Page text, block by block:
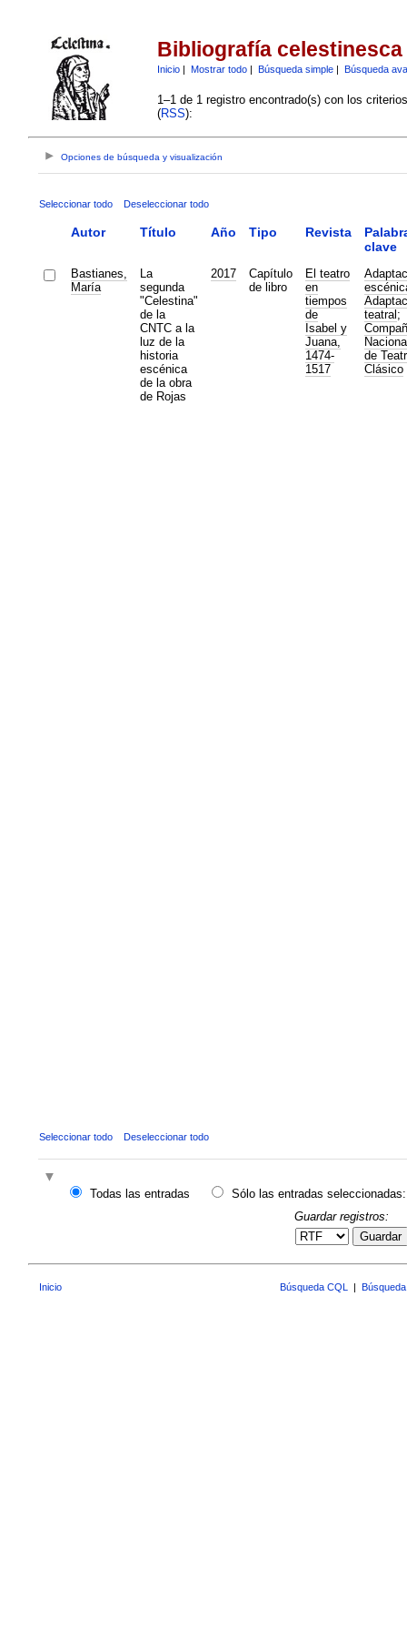
Bibliografía celestinesca
Inicio| Mostrar todo| Búsqueda simple| Búsqueda
1–1 de 1 registro encontrado(s) con los
(RSS):
Opciones de búsqueda y visualización
Seleccionar todo Deseleccionar todo
Autor Título Año Tipo Revista
clave
Bastianes,
María
La
segunda
"Celestina"
de la
CNTC a la
luz de la
historia
escénica
de la obra
de Rojas
2017
Capítulo
de libro
El teatro
en
tiempos
de
Isabel y
Juana,
1474-
1517
teatral ;
de
Clásico
Seleccionar todo Deseleccionar todo
Todas las entradas
Sólo las entradas seleccionadas:
Guardar registros:
Guardar
Inicio Búsqueda CQL